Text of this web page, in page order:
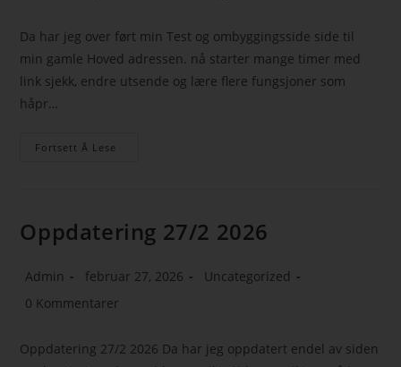
Da har jeg over ført min Test og ombyggingsside side til
min gamle Hoved adressen. nå starter mange timer med
link sjekk, endre utsende og lære flere fungsjoner som
håpr…
Fortsett Å Lese
Oppdatering 27/2 2026
Admin februar 27, 2026
Uncategorized
0 Kommentarer
Oppdatering 27/2 2026 Da har jeg oppdatert endel av siden